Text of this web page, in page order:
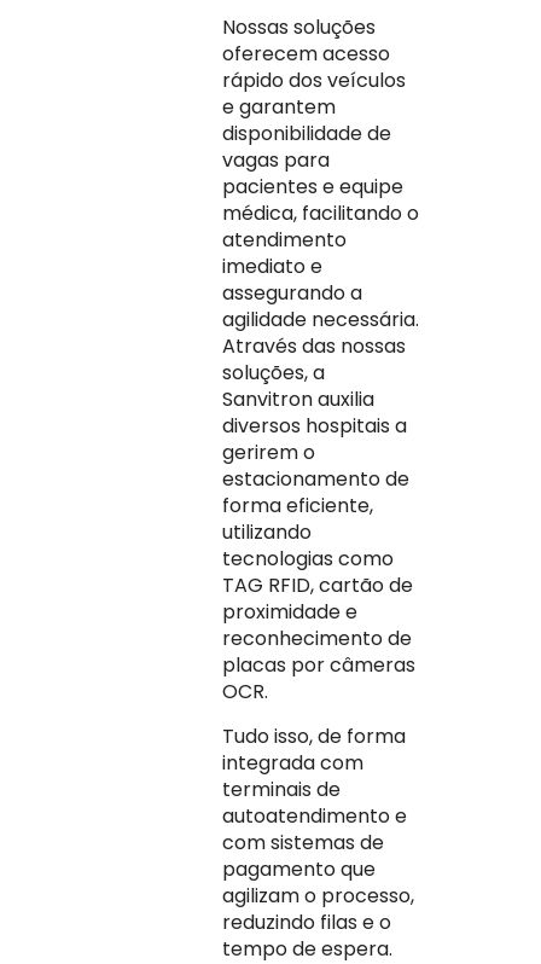
Nossas soluções
oferecem acesso
rápido dos veículos
e garantem
disponibilidade de
vagas para
pacientes e equipe
médica, facilitando o
atendimento
imediato e
assegurando a
agilidade necessária.
Através das nossas
soluções, a
Sanvitron auxilia
diversos hospitais a
gerirem o
estacionamento de
forma eficiente,
utilizando
tecnologias como
TAG RFID, cartão de
proximidade e
reconhecimento de
placas por câmeras
OCR.
Tudo isso, de forma
integrada com
terminais de
autoatendimento e
com sistemas de
pagamento que
agilizam o processo,
reduzindo filas e o
tempo de espera.